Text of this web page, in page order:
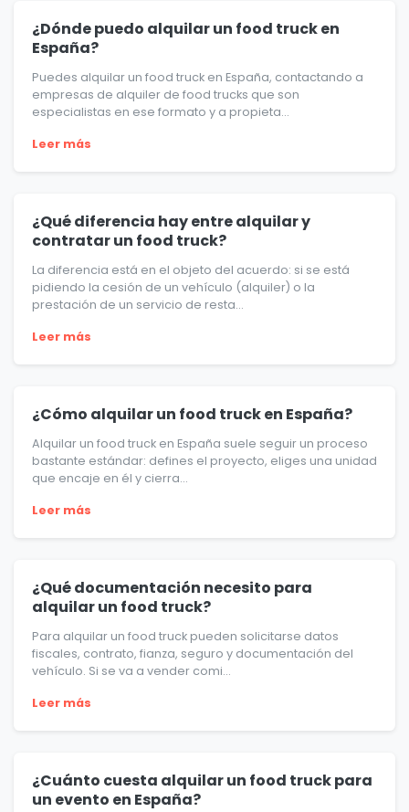
¿Dónde puedo alquilar un food truck en
España?
Puedes alquilar un food truck en España, contactando a
empresas de alquiler de food trucks que son
especialistas en ese formato y a propieta...
Leer más
¿Qué diferencia hay entre alquilar y
contratar un food truck?
La diferencia está en el objeto del acuerdo: si se está
pidiendo la cesión de un vehículo (alquiler) o la
prestación de un servicio de resta...
Leer más
¿Cómo alquilar un food truck en España?
Alquilar un food truck en España suele seguir un proceso
bastante estándar: defines el proyecto, eliges una unidad
que encaje en él y cierra...
Leer más
¿Qué documentación necesito para
alquilar un food truck?
Para alquilar un food truck pueden solicitarse datos
fiscales, contrato, fianza, seguro y documentación del
vehículo. Si se va a vender comi...
Leer más
¿Cuánto cuesta alquilar un food truck para
un evento en España?